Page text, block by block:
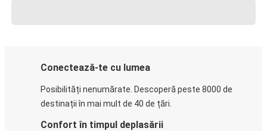
Conectează-te cu lumea
Posibilități nenumărate. Descoperă peste 8000 de
destinații în mai mult de 40 de țări.
Confort în timpul deplasării